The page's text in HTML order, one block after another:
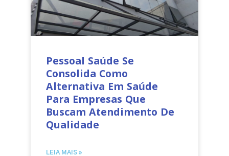
Pessoal Saúde Se
Consolida Como
Alternativa Em Saúde
Para Empresas Que
Buscam Atendimento De
Qualidade
LEIA MAIS »